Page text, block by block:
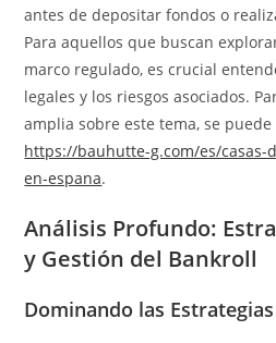
antes de depositar fondos o
Para aquellos que buscan
marco regulado, es crucial
legales y los riesgos asociados.
amplia sobre este tema, se
https://bauhutte-g.com/es/casas-
en-espana.
Análisis Profundo:
y Gestión del Bankroll
Dominando las Estrategias